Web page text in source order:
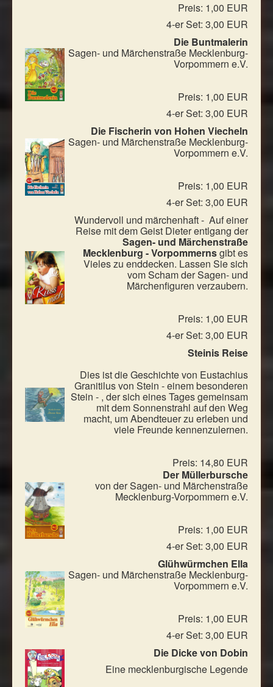
Preis: 1,00 EUR
4-er Set: 3,00 EUR
Die Buntmalerin
Sagen- und Märchenstraße Mecklenburg-
Vorpommern e.V.
Preis: 1,00 EUR
4-er Set: 3,00 EUR
Die Fischerin von Hohen Viecheln
Sagen- und Märchenstraße Mecklenburg-
Vorpommern e.V.
Preis: 1,00 EUR
4-er Set: 3,00 EUR
Wundervoll und märchenhaft - Auf einer
Reise mit dem Geist Dieter entlgang der
Sagen- und Märchenstraße
Mecklenburg - Vorpommernsgibt es
Vieles zu enddecken. Lassen Sie sich
vom Scham der Sagen- und
Märchenfiguren verzaubern.
Preis: 1,00 EUR
4-er Set: 3,00 EUR
Steinis Reise
Dies ist die Geschichte von Eustachius
Granitilus von Stein - einem besonderen
Stein - , der sich eines Tages gemeinsam
mit dem Sonnenstrahl auf den Weg
macht, um Abendteuer zu erleben und
viele Freunde kennenzulernen.
Preis: 14,80 EUR
Der Müllerbursche
von der Sagen- und Märchenstraße
Mecklenburg-Vorpommern e.V.
Preis: 1,00 EUR
4-er Set: 3,00 EUR
Glühwürmchen Ella
Sagen- und Märchenstraße Mecklenburg-
Vorpommern e.V.
Preis: 1,00 EUR
4-er Set: 3,00 EUR
Die Dicke von Dobin
Eine mecklenburgische Legende